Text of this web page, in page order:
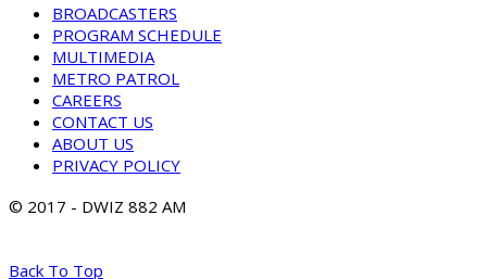
BROADCASTERS
PROGRAM SCHEDULE
MULTIMEDIA
METRO PATROL
CAREERS
CONTACT US
ABOUT US
PRIVACY POLICY
© 2017 - DWIZ 882 AM
Back To Top